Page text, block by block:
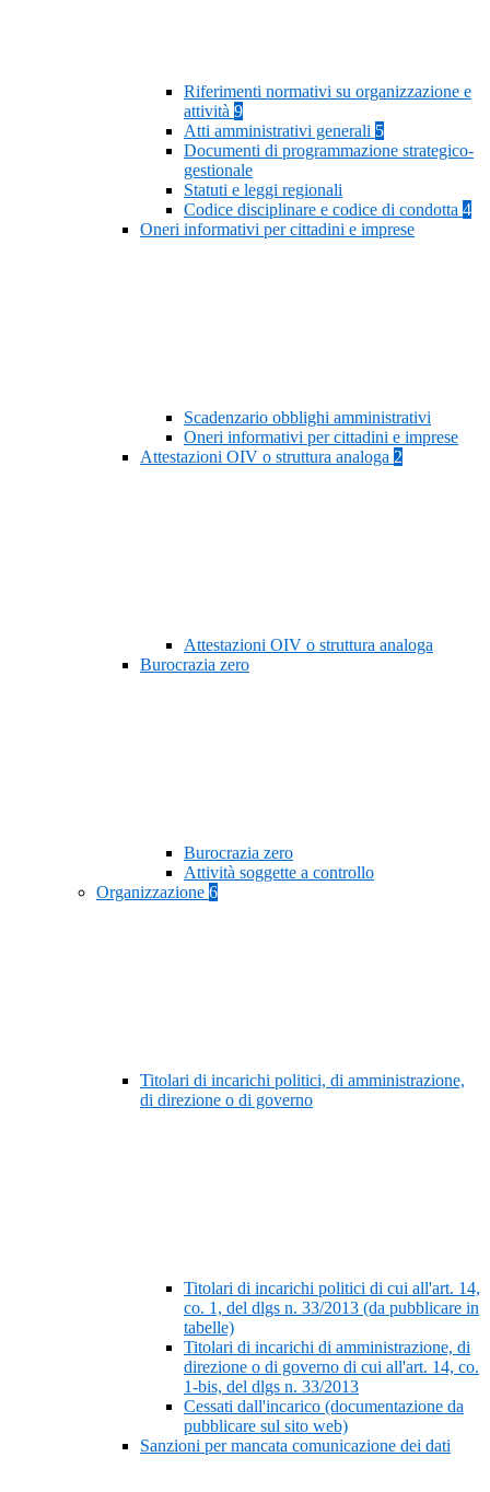
Riferimenti normativi su organizzazione e
attività 9
Atti amministrativi generali 5
Documenti di programmazione strategico-
gestionale
Statuti e leggi regionali
Codice disciplinare e codice di condotta 4
Oneri informativi per cittadini e imprese
Scadenzario obblighi amministrativi
Oneri informativi per cittadini e imprese
Attestazioni OIV o struttura analoga 2
Attestazioni OIV o struttura analoga
Burocrazia zero
Burocrazia zero
Attività soggette a controllo
Organizzazione 6
Titolari di incarichi politici, di amministrazione,
di direzione o di governo
Titolari di incarichi politici di cui all'art. 14,
co. 1, del dlgs n. 33/2013 (da pubblicare in
tabelle)
Titolari di incarichi di amministrazione, di
direzione o di governo di cui all'art. 14, co.
1-bis, del dlgs n. 33/2013
Cessati dall'incarico (documentazione da
pubblicare sul sito web)
Sanzioni per mancata comunicazione dei dati